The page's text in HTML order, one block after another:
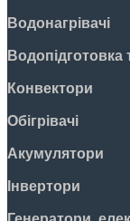
Водонагрівачі
Конвектори
Обігрівачі
Акумулятори
Інвертори